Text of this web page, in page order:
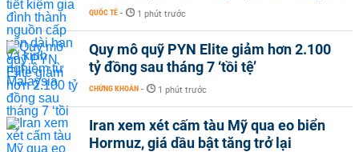
QUỐC TẾ - 1 phút trước
Quy mô quỹ PYN Elite giảm hơn 2.100
tỷ đồng sau tháng 7 ‘tồi tệ’
CHỨNG KHOÁN - 1 phút trước
Iran xem xét cấm tàu Mỹ qua eo biển
Hormuz, giá dầu bật tăng trở lại